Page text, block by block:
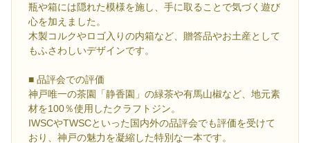
瓶や箱には隠れた模様を施し、手に取ることで気づく遊び
心を加えました。
木製コルクやロゴ入りの内箱など、贈答品やお土産として
もふさわしいデザインです。
■ 品評会での評価
神戸唯一の茶園「静香園」の緑茶や有馬山椒など、地元素
材を100％使用したクラフトジン。
IWSCやTWSCといった国内外の品評会でも評価を受けて
おり、神戸の魅力を凝縮した特別な一本です。